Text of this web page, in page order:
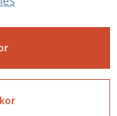
ska
som